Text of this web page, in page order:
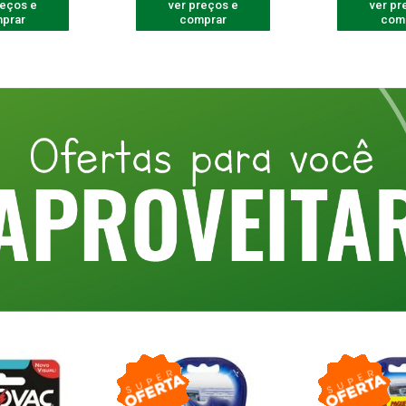
e
ver preços e
comprar
ver